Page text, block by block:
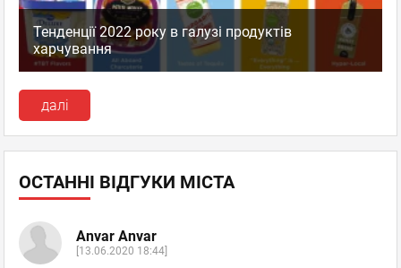
Тенденції 2022 року в галузі продуктів
харчування
далі
ОСТАННІ ВІДГУКИ МІСТА
Anvar Anvar
[13.06.2020 18:44]